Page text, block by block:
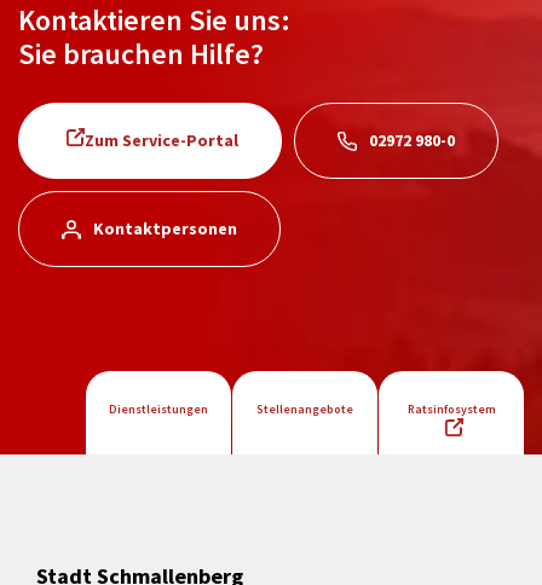
Kontaktieren Sie uns:
Sie brauchen Hilfe?
Zum Service-Portal 02972 980-0
Kontaktpersonen
Dienstleistungen Stellenangebote Ratsinfosystem
Stadt Schmallenberg